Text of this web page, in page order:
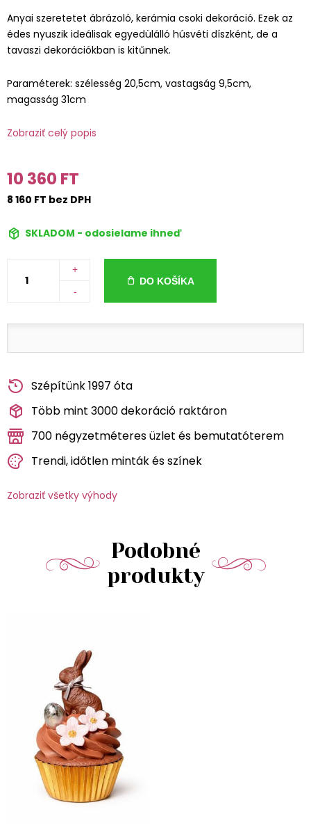
Anyai szeretetet ábrázoló, kerámia csoki dekoráció. Ezek az
édes nyuszik ideálisak egyedülálló húsvéti díszként, de a
tavaszi dekorációkban is kitűnnek.
Paraméterek: szélesség 20,5cm, vastagság 9,5cm,
magasság 31cm
Zobraziť celý popis
10 360 FT
8 160 FT bez DPH
SKLADOM - odosielame ihneď
+
-
DO KOŠÍKA
Szépítünk 1997 óta
Több mint 3000 dekoráció raktáron
700 négyzetméteres üzlet és bemutatóterem
Trendi, időtlen minták és színek
Zobraziť všetky výhody
Podobné
produkty